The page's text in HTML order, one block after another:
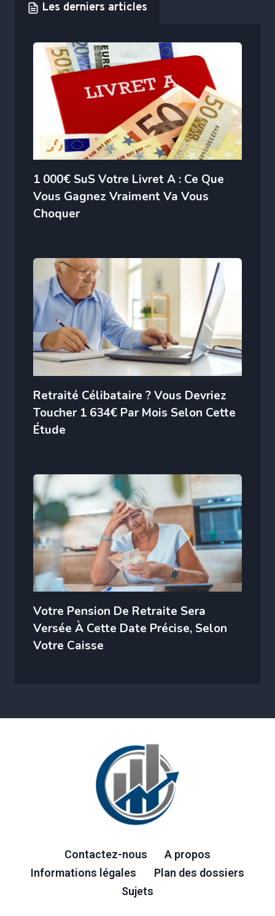
Les derniers articles
1 000€ SuS Votre Livret A : Ce Que
Vous Gagnez Vraiment Va Vous
Choquer
Retraité Célibataire ? Vous Devriez
Toucher 1 634€ Par Mois Selon Cette
Étude
Votre Pension De Retraite Sera
Versée À Cette Date Précise, Selon
Votre Caisse
Contactez-nous
A propos
Informations légales
Plan des dossiers
Sujets